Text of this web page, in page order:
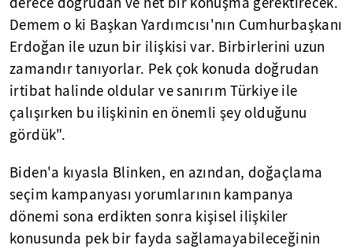
Demem o ki Başkan Yardımcısı'nın Cumhurbaşkanı
Erdoğan ile uzun bir ilişkisi var. Birbirlerini uzun
zamandır tanıyorlar. Pek çok konuda doğrudan
irtibat halinde oldular ve sanırım Türkiye ile
çalışırken bu ilişkinin en önemli şey olduğunu
gördük".
Biden'a kıyasla Blinken, en azından, doğaçlama
seçim kampanyası yorumlarının kampanya
dönemi sona erdikten sonra kişisel ilişkiler
konusunda pek bir fayda sağlamayabileceğinin